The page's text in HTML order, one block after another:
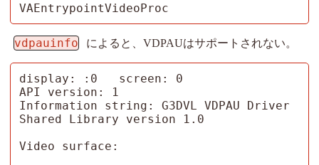
VAEntrypointVideoProc
vdpauinfo によると、VDPAUはサポートされない。
display: :0   screen: 0
API version: 1
Information string: G3DVL VDPAU Driver
Shared Library version 1.0
Video surface: